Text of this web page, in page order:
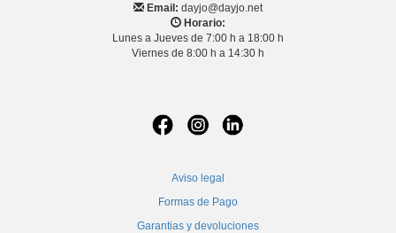
Email: dayjo@dayjo.net
Horario:
Lunes a Jueves de 7:00 h a 18:00 h
Viernes de 8:00 h a 14:30 h
Aviso legal
Formas de Pago
Garantias y devoluciones